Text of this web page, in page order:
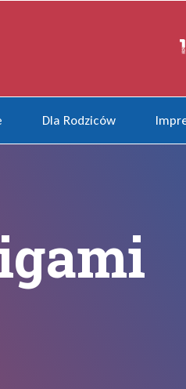
Dla Rodziców